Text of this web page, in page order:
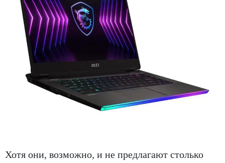
Хотя они, возможно, и не предлагают столько